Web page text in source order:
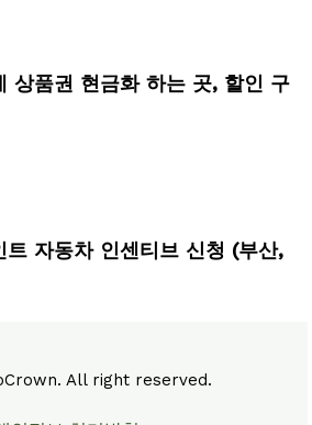
상품권 현금화 하는 곳, 할인 구
자동차 인센티브 신청 (부산,
All right reserved.